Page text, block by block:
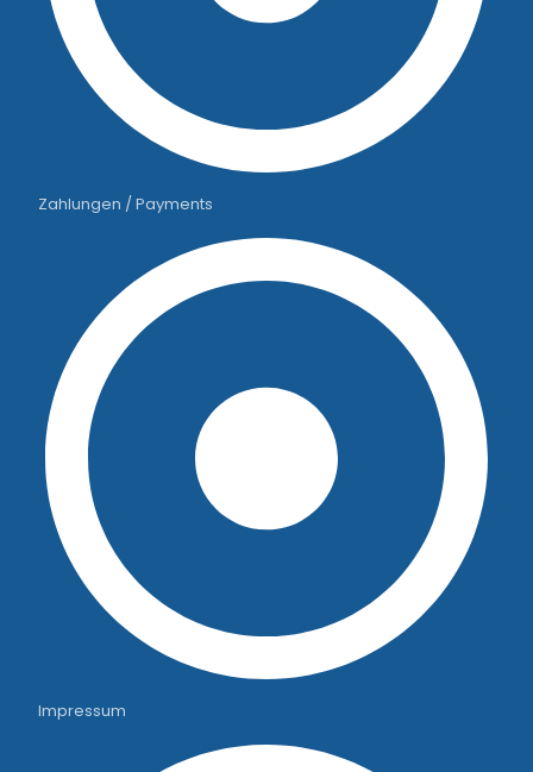
Zahlungen / Payments
Impressum